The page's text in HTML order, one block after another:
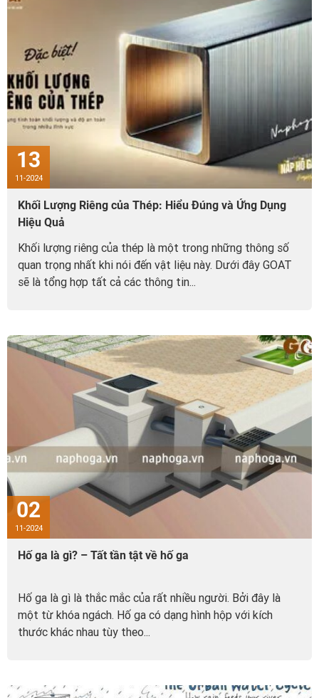
13
11-2024
Khối Lượng Riêng của Thép: Hiểu Đúng và Ứng Dụng
Hiệu Quả
Khối lượng riêng của thép là một trong những thông số
quan trọng nhất khi nói đến vật liệu này. Dưới đây GOAT
sẽ là tổng hợp tất cả các thông tin...
02
11-2024
Hố ga là gì? – Tất tần tật về hố ga
Hố ga là gì là thắc mắc của rất nhiều người. Bởi đây là
một từ khóa ngách. Hố ga có dạng hình hộp với kích
thước khác nhau tùy theo...